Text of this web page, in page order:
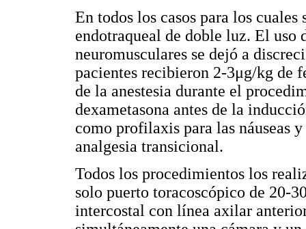
En todos los casos para los
endotraqueal de doble luz. El uso
neuromusculares se dejó a
pacientes recibieron 2-3μg/kg de
de la anestesia durante el
dexametasona antes de la
como profilaxis para las náuseas
analgesia transicional.
Todos los procedimientos los
solo puerto toracoscópico de 20-
intercostal con línea axilar